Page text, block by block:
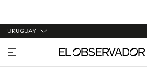
URUGUAY
URUGUAY
ARGENTINA